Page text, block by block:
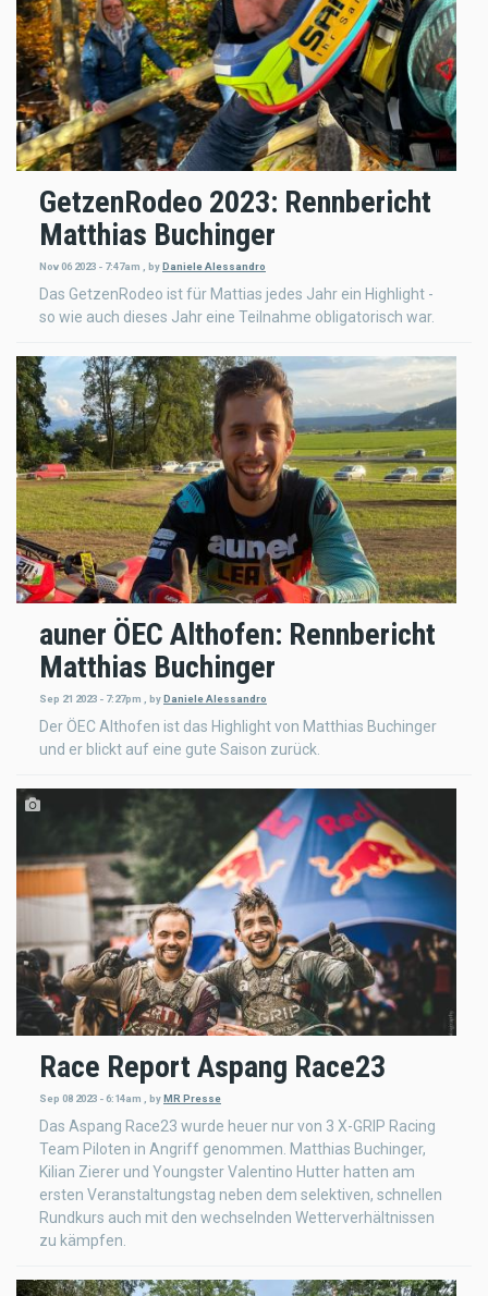
GetzenRodeo 2023: Rennbericht
Matthias Buchinger
Nov 06 2023 - 7:47am , byDaniele Alessandro
Das GetzenRodeo ist für Mattias jedes Jahr ein Highlight -
so wie auch dieses Jahr eine Teilnahme obligatorisch war.
auner ÖEC Althofen: Rennbericht
Matthias Buchinger
Sep 21 2023 - 7:27pm , byDaniele Alessandro
Der ÖEC Althofen ist das Highlight von Matthias Buchinger
und er blickt auf eine gute Saison zurück.
Race Report Aspang Race23
Sep 08 2023 - 6:14am , by MR Presse
Das Aspang Race23 wurde heuer nur von 3 X-GRIP Racing
Team Piloten in Angriff genommen. Matthias Buchinger,
Kilian Zierer und Youngster Valentino Hutter hatten am
ersten Veranstaltungstag neben dem selektiven, schnellen
Rundkurs auch mit den wechselnden Wetterverhältnissen
zu kämpfen.